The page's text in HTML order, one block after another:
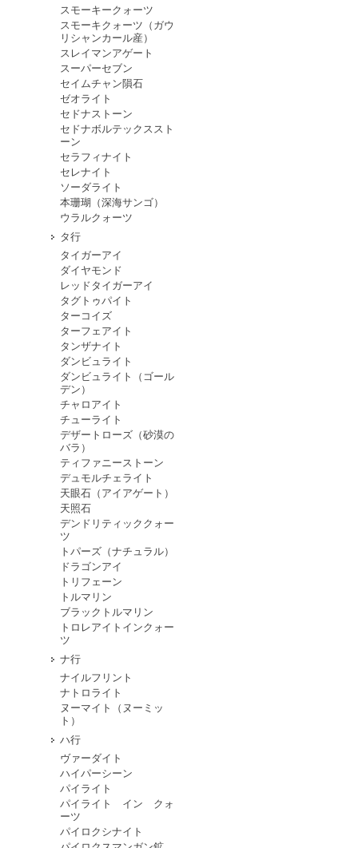
スモーキークォーツ
スモーキクォーツ（ガウ
リシャンカール産）
スレイマンアゲート
スーパーセブン
セイムチャン隕石
ゼオライト
セドナストーン
セドナボルテックススト
ーン
セラフィナイト
セレナイト
ソーダライト
本珊瑚（深海サンゴ）
ウラルクォーツ
タ行
タイガーアイ
ダイヤモンド
レッドタイガーアイ
タグトゥパイト
ターコイズ
ターフェアイト
タンザナイト
ダンビュライト
ダンビュライト（ゴール
デン）
チャロアイト
チューライト
デザートローズ（砂漠の
バラ）
ティファニーストーン
デュモルチェライト
天眼石（アイアゲート）
天照石
デンドリティッククォー
ツ
トパーズ（ナチュラル）
ドラゴンアイ
トリフェーン
トルマリン
ブラックトルマリン
トロレアイトインクォー
ツ
ナ行
ナイルフリント
ナトロライト
ヌーマイト（ヌーミッ
ト）
ハ行
ヴァーダイト
ハイパーシーン
パイライト
パイライト イン クォ
ーツ
パイロクシナイト